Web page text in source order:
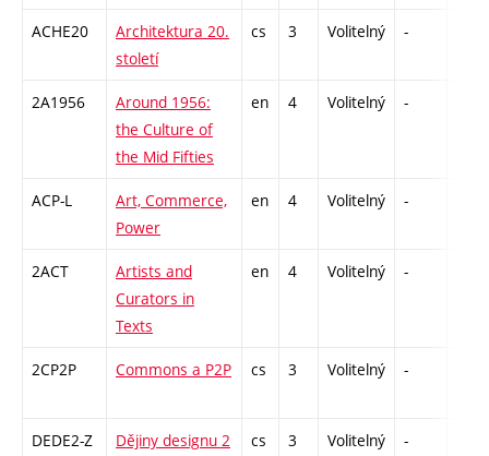
ACHE20
Architektura 20.
století
cs 3 Volitelný -
2A1956
Around 1956:
the Culture of
the Mid Fifties
en 4 Volitelný -
ACP-L
Art, Commerce,
Power
en 4 Volitelný -
2ACT
Artists and
Curators in
Texts
en 4 Volitelný -
2CP2P Commons a P2P cs 3 Volitelný -
DEDE2-Z
Dějiny designu 2
cs 3 Volitelný -